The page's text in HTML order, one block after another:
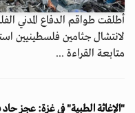
أطلقت طواقم الدفاع المدني
لانتشال جثامين فلسطينيين
متابعة القراءة ...
"الإغاثة الطبية" في غزة: عجز حاد